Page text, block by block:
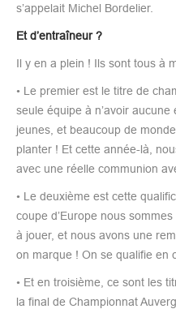
s’appelait Michel Bordelier.
Et d’entraîneur ?
Il y en a plein ! Ils sont tous à
• Le premier est le titre de
seule équipe à n’avoir
jeunes, et beaucoup de
planter ! Et cette année-là,
avec une réelle communion
• Le deuxième est cette
coupe d’Europe nous
à jouer, et nous avons une
on marque ! On se qualifie en
• Et en troisième, ce sont les
la final de Championnat